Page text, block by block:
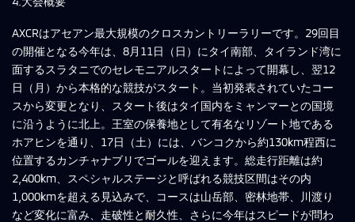
AXCRはアセアン最大規模のクロスカントリーラリーです。29回目
の開催となる今年は、8月11日（日）にタイ南部、タイランド湾に
面するスラタニでのセレモニアルスタートによって開幕し、翌12
日（月）から本格的な競技がスタート。当初発表されていたコー
スから変更となり、スタート後はタイ国内をミャンマーとの国境
に沿うように北上。王室の保養地として有名なリゾート地である
ホアヒンを通り、17日（土）には、バンコクから約130km程西に
位置するカンチャナブリでゴールを迎えます。総走行距離は約
2,400km、スペシャルステージと呼ばれる競技区間はその内
1,000kmを超える見込みで、コースは山岳部、密林地帯、川渡り
など変化に富み、走破性と耐久性、さらに今年はスピードが問わ